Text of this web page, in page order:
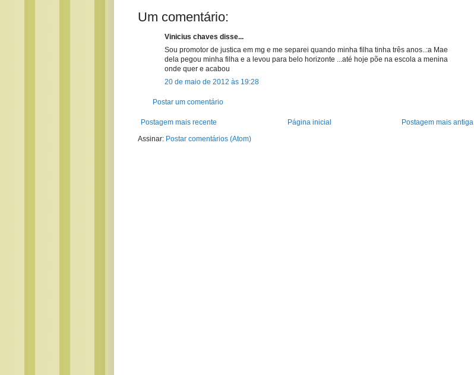
Um comentário:
Vinicius chaves disse...
Sou promotor de justica em mg e me separei quando minha filha tinha três anos..:a Mae
dela pegou minha filha e a levou para belo horizonte ...até hoje põe na escola a menina
onde quer e acabou
20 de maio de 2012 às 19:28
Postar um comentário
Postagem mais recente Postagem mais antiga
Página inicial
Assinar: Postar comentários (Atom)